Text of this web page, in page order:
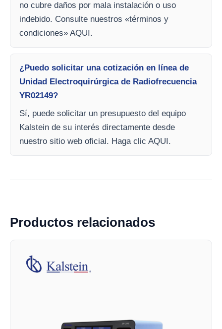
no cubre daños por mala instalación o uso
indebido. Consulte nuestros «términos y
condiciones» AQUI.
¿Puedo solicitar una cotización en línea de
Unidad Electroquirúrgica de Radiofrecuencia
YR02149?
Sí, puede solicitar un presupuesto del equipo
Kalstein de su interés directamente desde
nuestro sitio web oficial. Haga clic AQUI.
Productos relacionados